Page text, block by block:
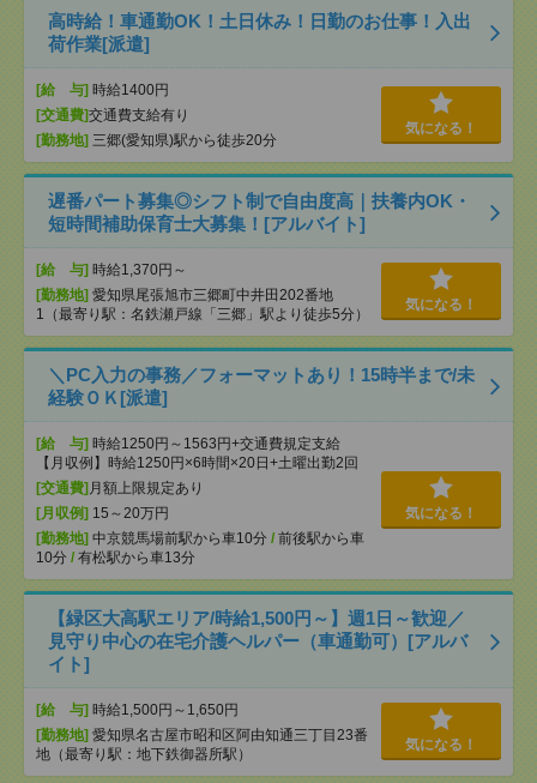
高時給！車通勤OK！土日休み！日勤のお仕事！入出
荷作業[派遣]
[給 与] 時給1400円
[交通費]交通費支給有り
[勤務地] 三郷(愛知県)駅から徒歩20分
気になる！
遅番パート募集◎シフト制で自由度高｜扶養内OK・
短時間補助保育士大募集！[アルバイト]
[給 与] 時給1,370円～
[勤務地] 愛知県尾張旭市三郷町中井田202番地
1（最寄り駅：名鉄瀬戸線「三郷」駅より徒歩5分）
気になる！
＼PC入力の事務／フォーマットあり！15時半まで/未
経験ＯＫ[派遣]
[給 与] 時給1250円～1563円+交通費規定支給
【月収例】時給1250円×6時間×20日+土曜出勤2回
[交通費] 月額上限規定あり
[月収例] 15～20万円
[勤務地] 中京競馬場前駅から車10分 / 前後駅から車
10分 / 有松駅から車13分
気になる！
【緑区大高駅エリア/時給1,500円～】週1日～歓迎／
見守り中心の在宅介護ヘルパー（車通勤可）[アルバ
イト]
[給 与] 時給1,500円～1,650円
[勤務地] 愛知県名古屋市昭和区阿由知通三丁目23番
地（最寄り駅：地下鉄御器所駅）
気になる！